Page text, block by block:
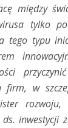
między
tylko
tego typu
firm, w
inwestycji